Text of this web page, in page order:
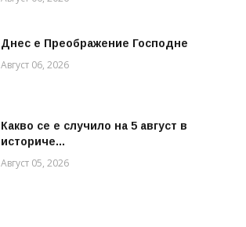
Днес е Преображение Господне
Август 06, 2026
Какво се е случило на 5 август в
историче...
Август 05, 2026